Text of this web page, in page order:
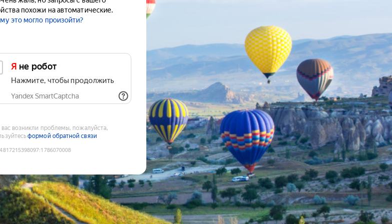
похожи на автоматические.
это могло произойти?
Я не робот
Нажмите, чтобы продолжить
Yandex SmartCaptcha
вас возникли проблемы, пожалуйста,
формой обратной связи
:1786070008